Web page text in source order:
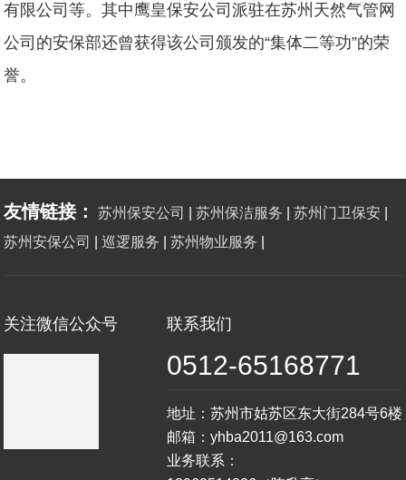
有限公司等。其中鹰皇保安公司派驻在苏州天然气管网
公司的安保部还曾获得该公司颁发的“集体二等功”的荣
誉。
友情链接： 苏州保安公司 |苏州保洁服务 |苏州门卫保安
苏州安保公司
|巡逻服务 |苏州物业服务
关注微信公众号 联系我们
0512-65168771
地址：苏州市姑苏区东大街284号6楼
邮箱：yhba2011@163.com
业务联系：